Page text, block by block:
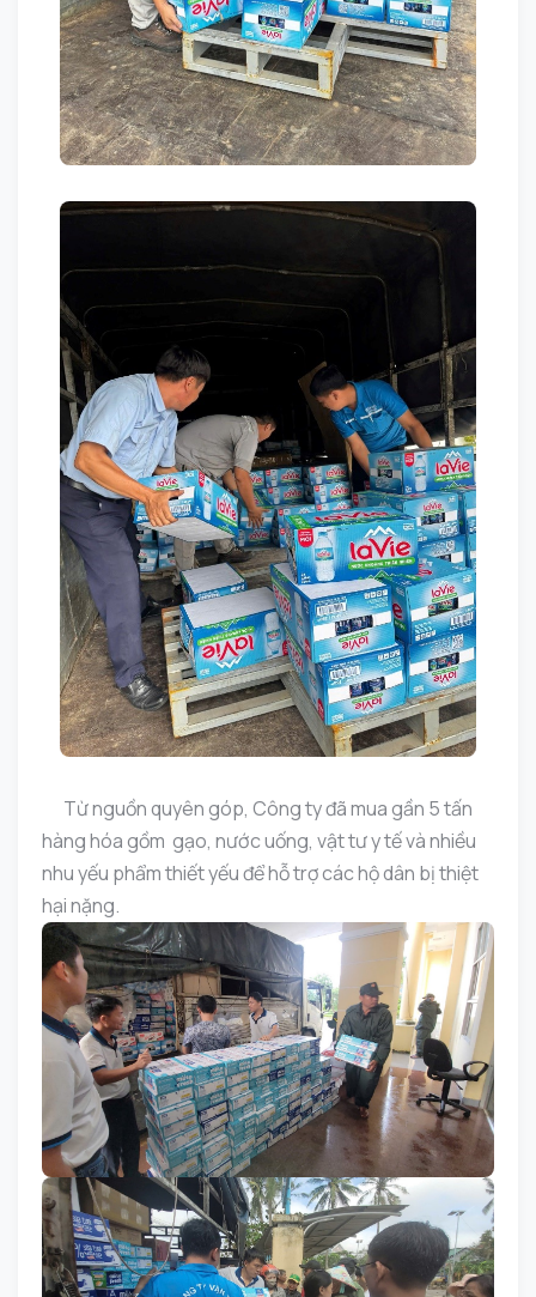
Từ nguồn quyên góp, Công ty đã mua gần 5 tấn
hàng hóa gồm gạo, nước uống, vật tư y tế và nhiều
nhu yếu phẩm thiết yếu để hỗ trợ các hộ dân bị thiệt
hại nặng.